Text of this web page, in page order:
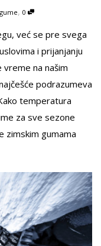
, 0
već se pre svega
i prijanjanju
na našim
podrazumeva
temperatura
za sve sezone
zimskim gumama